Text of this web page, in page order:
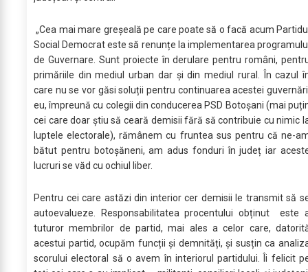
„Cea mai mare greșeală pe care poate să o facă acum
Social Democrat este să renunțe la implementarea
de Guvernare. Sunt proiecte în derulare pentru români,
primăriile din mediul urban dar și din mediul rural. În cazul
care nu se vor găsi soluții pentru continuarea acestei
eu, împreună cu colegii din conducerea PSD Botoșani (mai
cei care doar știu să ceară demisii fără să contribuie cu nimic
luptele electorale), rămânem cu fruntea sus pentru că ne-
bătut pentru botoșăneni, am adus fonduri în județ iar
lucruri se văd cu ochiul liber.
Pentru cei care astăzi din interior cer demisii le transmit să
autoevalueze. Responsabilitatea procentului obținut este
tuturor membrilor de partid, mai ales a celor care,
acestui partid, ocupăm funcții și demnități, și susțin ca
scorului electoral să o avem în interiorul partidului. Îi felicit